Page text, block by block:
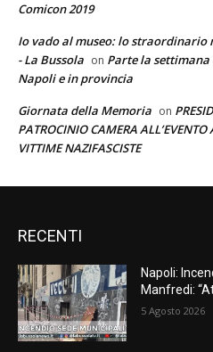
Comicon 2019
Io vado al museo: lo
- La Bussola on Parte la settimana
Napoli e in provincia
Giornata della Memoria on
PATROCINIO CAMERA
VITTIME NAZIFASCISTE
RECENTI
Napoli:
Manfredi:
5 Agosto 2026